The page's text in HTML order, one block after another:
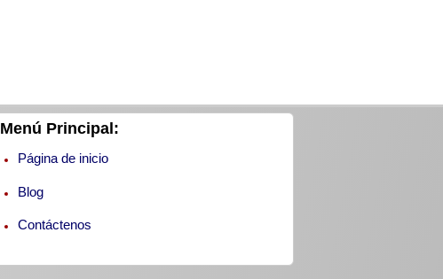
Menú Principal:
Página de inicio
Blog
Contáctenos